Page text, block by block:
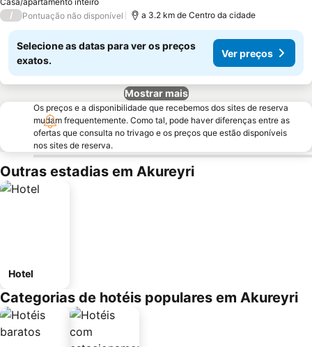
/ Pontuação não disponível a 3.2 km de Centro da cidade
Selecione as datas para ver os preços
exatos.
Ver preços
Mostrar mais
Os preços e a disponibilidade que recebemos dos sites de reserva
mudam frequentemente. Como tal, pode haver diferenças entre as
ofertas que consulta no trivago e os preços que estão disponíveis
nos sites de reserva.
Outras estadias em Akureyri
Hotel
Categorias de hotéis populares em Akureyri